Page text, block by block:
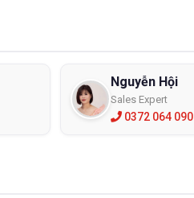
Nguyễn Hội
Sales Expert
0372 064 090